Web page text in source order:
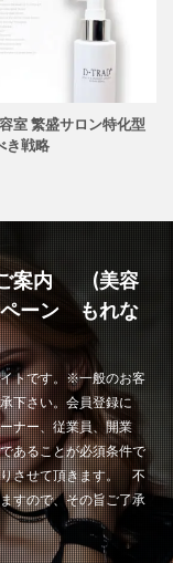
室 繁盛サロン特化型
き戦略
ご案内 (美容
ーン もれな
トです。※一般のお客
下さい。会員登録に
ナー、従業員、開業
あることが必須条件で
りさせて頂きます。 不
すので、その旨ご了承